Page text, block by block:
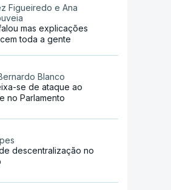
Figueiredo e Ana
mas explicações
toda a gente
Blanco
se de ataque ao
no Parlamento
descentralização no